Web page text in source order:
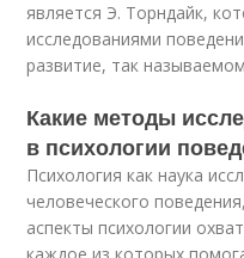
является Э. Торндайк,
исследованиями
развитие, так
Какие методы
в психологии
Психология как наука
человеческого
аспекты психологии